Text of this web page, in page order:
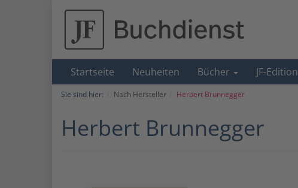
Startseite Neuheiten Bücher JF-Edition
Sie sind hier: Nach Hersteller Herbert Brunnegger
Herbert Brunnegger